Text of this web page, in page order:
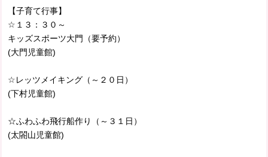
【子育て行事】
☆１３：３０～
キッズスポーツ大門（要予約）
(大門児童館)
☆レッツメイキング（～２０日）
(下村児童館)
☆ふわふわ飛行船作り（～３１日）
(太閤山児童館)